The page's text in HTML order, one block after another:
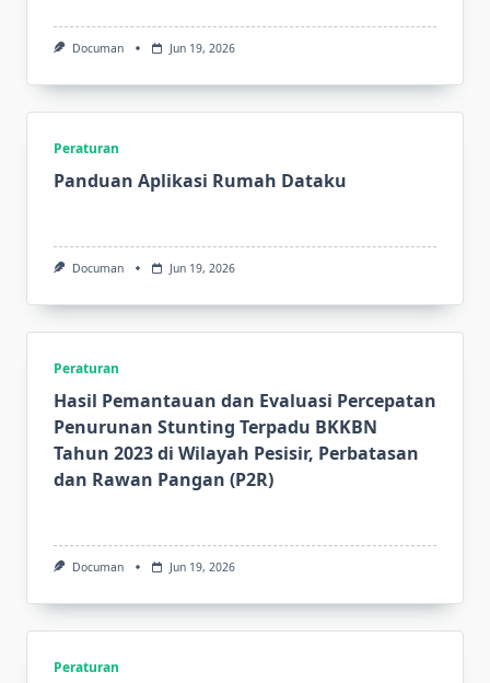
Documan Jun 19, 2026
Peraturan
Panduan Aplikasi Rumah Dataku
Documan Jun 19, 2026
Peraturan
Hasil Pemantauan dan Evaluasi Percepatan
Penurunan Stunting Terpadu BKKBN
Tahun 2023 di Wilayah Pesisir, Perbatasan
dan Rawan Pangan (P2R)
Documan Jun 19, 2026
Peraturan